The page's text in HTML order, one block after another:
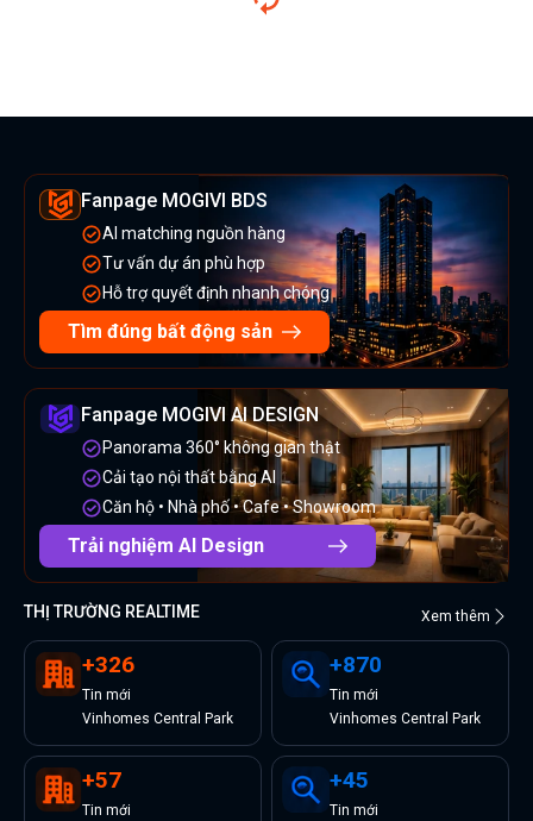
Fanpage MOGIVI BDS
AI matching nguồn hàng
Tư vấn dự án phù hợp
Hỗ trợ quyết định nhanh chóng
Tìm đúng bất động sản
Fanpage MOGIVI AI DESIGN
Panorama 360° không gian thật
Cải tạo nội thất bằng AI
Căn hộ • Nhà phố • Cafe • Showroom
Trải nghiệm AI Design
THỊ TRƯỜNG REALTIME Xem thêm
+326
Tin mới
Vinhomes Central Park
+870
Tin mới
Vinhomes Central Park
+57
Tin mới
+45
Tin mới